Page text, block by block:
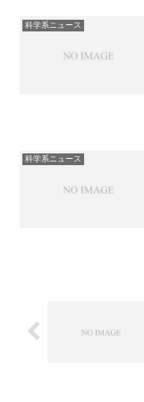
科学系ニュース
科学系ニュース